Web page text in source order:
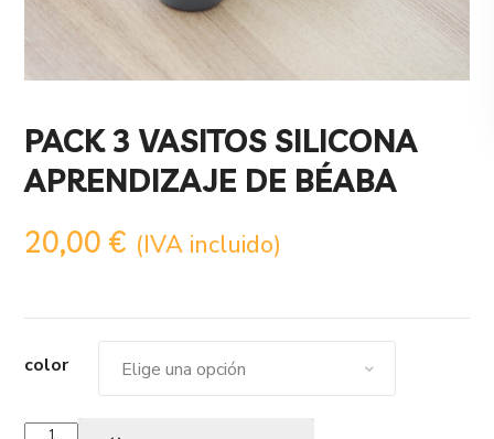
PACK 3 VASITOS SILICONA
APRENDIZAJE DE BÉABA
20,00 € (IVA incluido)
color